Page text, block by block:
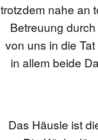
trotzdem nahe an
Betreuung
von uns in die
in allem beide
Das Häusle ist